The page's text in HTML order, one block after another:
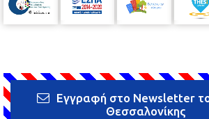
Εγγραφή στο Newsletter
Θεσσαλονίκης